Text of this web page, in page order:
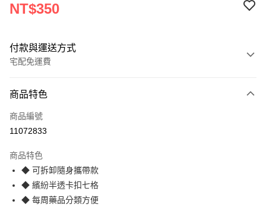
NT$350
付款與運送方式
宅配免運費
icash Pay
信用卡一次付款
3 期 0 利率 每期 NT$116
合作金庫商業銀行
華南商業銀行
6 期 0 利率 每期NT$58
合作金庫商業銀行
12 期 0 利率 每期NT$29
商品特色
商品編號
11072833
商品特色
◆ 可拆卸隨身攜帶款
◆ 繽紛半透卡扣七格
◆ 每周藥品分類方便